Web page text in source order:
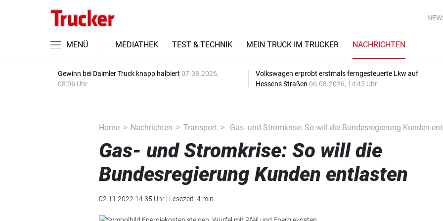
MENÜ MEDIATHEK TEST & TECHNIK MEIN TRUCK IM TRUCKER NACHRICHTEN
Gewinn bei Daimler Truck knapp halbiert 07.08.2026,
08:06 Uhr
Volkswagen erprobt erstmals ferngesteuerte Lkw auf
Hessens Straßen 06.08.2026, 14:45 Uhr
Home Nachrichten Transport Gas- und Stromkrise: So will die Bundesregierung Kunden
Gas- und Stromkrise: So will die
Bundesregierung Kunden entlasten
02.11.2022 14:35 Uhr | Lesezeit: 4 min